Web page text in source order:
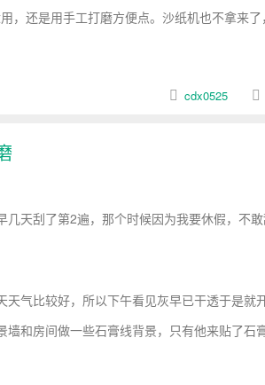
，还是用手工打磨方便点。沙纸机也不拿来
cdx0525
天刮了第2遍，那个时候因为我要休假，不
气比较好，所以下午看见灰早已干透于是就
和房间做一些石膏线背景，只有他来贴了石